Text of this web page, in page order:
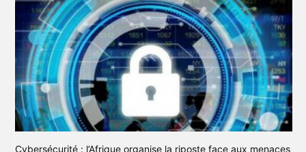
Cybersécurité : l’Afrique organise la riposte face aux menaces